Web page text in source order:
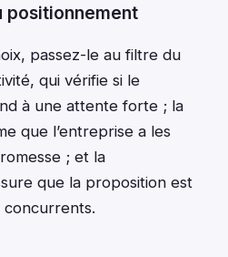
positionnement
passez-le au filtre du
qui vérifie si le
à une attente forte ; la
que l’entreprise a les
; et la
que la proposition est
concurrents.